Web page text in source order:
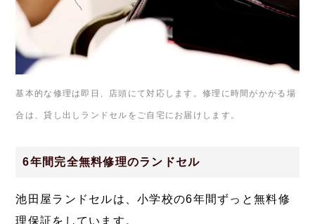
基本的な修理は即日、店頭にて対応します。修理に時間がかかる場
合は、貸し出しランドセルをご自宅にお届けします。
6年間完全無料修理のランドセル
池田屋ランドセルは、小学校の6年間ずっと無料修
理保証をしています。